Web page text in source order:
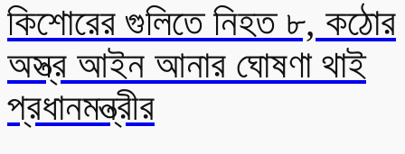
কিশোরের গুলিতে নিহত ৮, কঠোর
অস্ত্র আইন আনার ঘোষণা থাই
প্রধানমন্ত্রীর